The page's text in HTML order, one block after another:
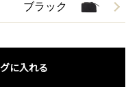
ブラック
に入れる